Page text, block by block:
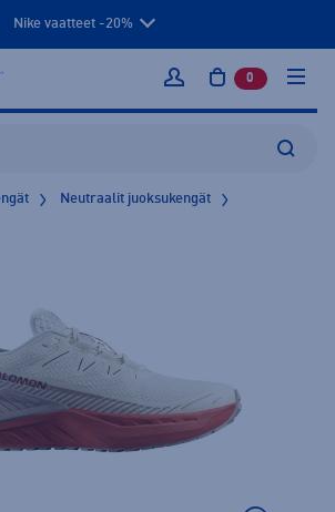
Nike vaatteet -20%
Kirjaudu sisään
0 tuotetta
Neutraalit juoksukengät